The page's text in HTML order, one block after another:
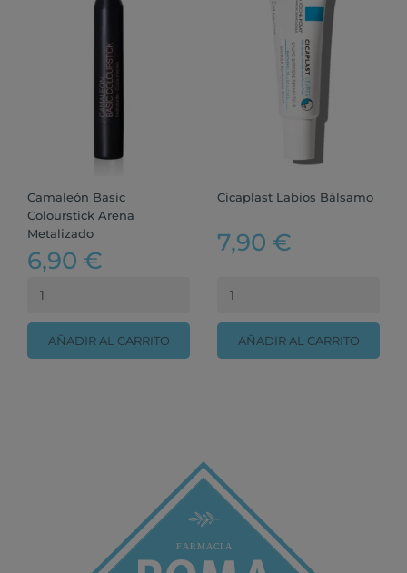
Camaleón Basic
Colourstick Arena
Metalizado
6,90 €
AÑADIR AL CARRITO
Cicaplast Labios Bálsamo
7,90 €
AÑADIR AL CARRITO